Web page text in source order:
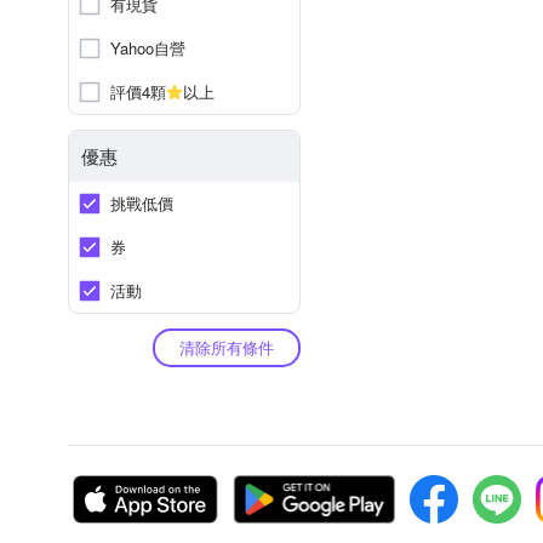
Yahoo自營
評價4顆
以上
優惠
挑戰低價
券
活動
清除所有條件